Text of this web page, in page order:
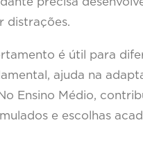
distrações.
é útil para
ajuda na
Ensino Médio,
e escolhas